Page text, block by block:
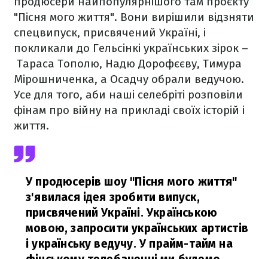
"Пісня мого життя". Вони вирішили відзняти
спецвипуск, присвячений Україні, і
покликали до Гельсінкі українських зірок –
Тараса Тополю, Надю Дорофєєву, Тимура
Мірошниченка, а Осадчу обрали ведучою.
Усе для того, аби наші селебріті розповіли
фінам про війну на прикладі своїх історій і
життя.
У продюсерів шоу "Пісня мого життя"
з'явилася ідея зробити випуск,
присвячений Україні. Українською
мовою, запросити українських артистів
і українську ведучу. У прайм-тайм на